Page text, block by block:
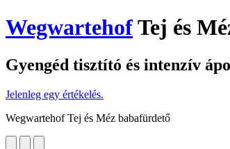
WegwartehofTej és
Gyengéd tisztító és intenzív
Jelenleg egy értékelés.
Wegwartehof Tej és Méz babafürdető